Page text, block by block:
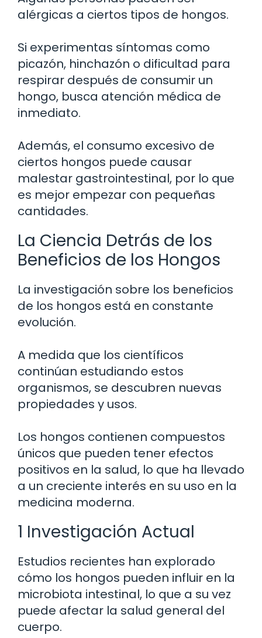
alérgicas a ciertos tipos de hongos.
Si experimentas síntomas como
picazón, hinchazón o dificultad para
respirar después de consumir un
hongo, busca atención médica de
inmediato.
Además, el consumo excesivo de
ciertos hongos puede causar
malestar gastrointestinal, por lo que
es mejor empezar con pequeñas
cantidades.
La Ciencia Detrás de los
Beneficios de los Hongos
La investigación sobre los beneficios
de los hongos está en constante
evolución.
A medida que los científicos
continúan estudiando estos
organismos, se descubren nuevas
propiedades y usos.
Los hongos contienen compuestos
únicos que pueden tener efectos
positivos en la salud, lo que ha llevado
a un creciente interés en su uso en la
medicina moderna.
1 Investigación Actual
Estudios recientes han explorado
cómo los hongos pueden influir en la
microbiota intestinal, lo que a su vez
puede afectar la salud general del
cuerpo.